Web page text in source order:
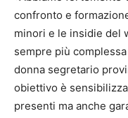
confronto e
minori e le insidie del
sempre più
donna segretario
obiettivo è
presenti ma anche